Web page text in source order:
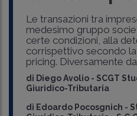
Le transazioni tra
medesimo gruppo
certe condizioni, alla
corrispettivo secondo
pricing. Diversamente
di Diego Avolio - SCGT
Giuridico-Tributaria
di Edoardo Pocosgnich -